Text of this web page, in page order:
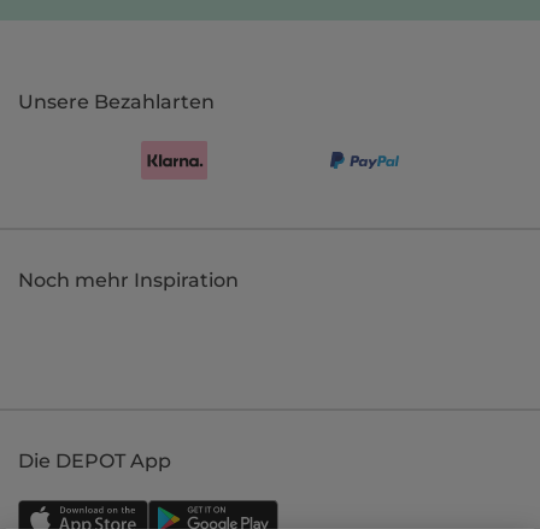
Unsere Bezahlarten
Noch mehr Inspiration
Die DEPOT App